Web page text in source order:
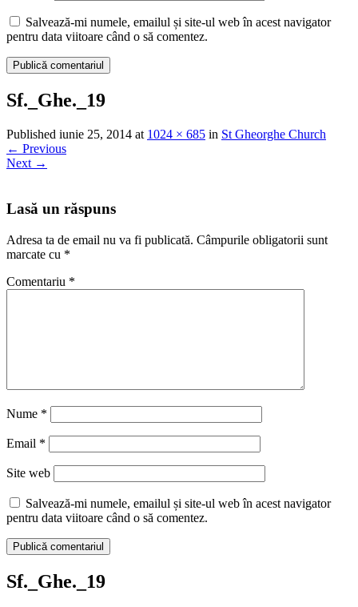
Salvează-mi numele, emailul și site-ul web în acest navigator
pentru data viitoare când o să comentez.
Sf._Ghe._19
Published iunie 25, 2014 at 1024 × 685 in St Gheorghe Church
← Previous
Next →
Lasă un răspuns
Adresa ta de email nu va fi publicată. Câmpurile obligatorii sunt
marcate cu *
Comentariu *
Nume *
Email *
Site web
Salvează-mi numele, emailul și site-ul web în acest navigator
pentru data viitoare când o să comentez.
Sf._Ghe._19